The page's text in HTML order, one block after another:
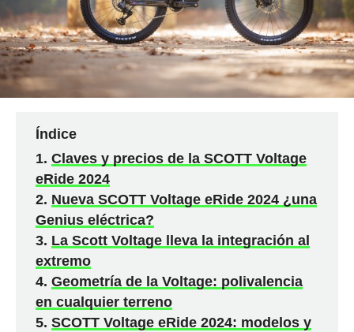
Índice
Claves y precios de la SCOTT Voltage
eRide 2024
Nueva SCOTT Voltage eRide 2024 ¿una
Genius eléctrica?
La Scott Voltage lleva la integración al
extremo
Geometría de la Voltage: polivalencia
en cualquier terreno
SCOTT Voltage eRide 2024: modelos y